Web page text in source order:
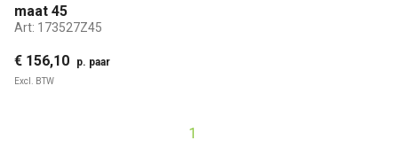
maat 45
Art: 173527Z45
€ 156,10 p. paar
Excl. BTW
1